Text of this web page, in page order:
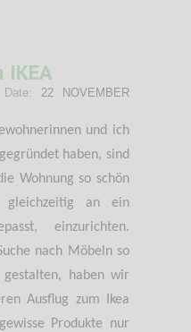
IKEA
Date: 22 NOVEMBER
und ich
haben, sind
Wohnung so schön
an ein
einzurichten.
nach Möbeln so
haben wir
Ausflug zum Ikea
Produkte nur